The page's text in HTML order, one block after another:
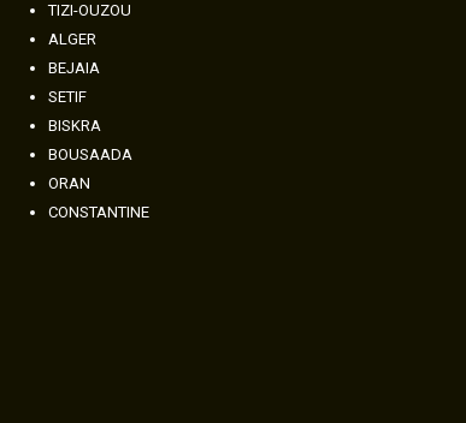
TIZI-OUZOU
ALGER
BEJAIA
SETIF
BISKRA
BOUSAADA
ORAN
CONSTANTINE